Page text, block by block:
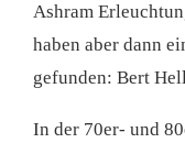
Ashram
haben aber dann
gefunden: Bert
In der 70er- und